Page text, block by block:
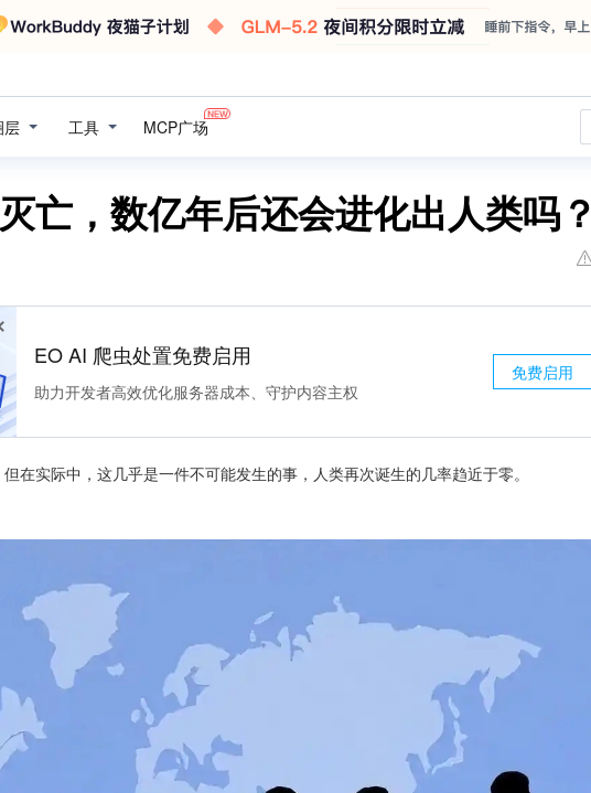
层 工具 MCP广场
亡，数亿年后还会进化出人类吗？
EO AI 爬虫处置免费启用
助力开发者高效优化服务器成本、守护内容主权
免费启用
在实际中，这几乎是一件不可能发生的事，人类再次诞生的几率趋近于零。